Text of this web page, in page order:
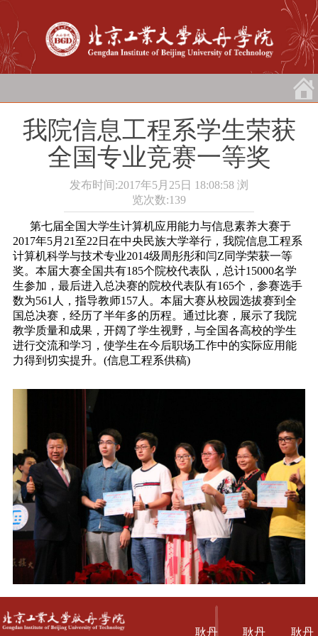
我院信息工程系学生荣获
全国专业竞赛一等奖
发布时间:2017年5月25日 18:08:58 浏
览次数:139
第七届全国大学生计算机应用能力与信息素养大赛于
2017年5月21至22日在中央民族大学举行，我院信息工程系
计算机科学与技术专业2014级周彤彤和闫Z同学荣获一等
奖。本届大赛全国共有185个院校代表队，总计15000名学
生参加，最后进入总决赛的院校代表队有165个，参赛选手
数为561人，指导教师157人。本届大赛从校园选拔赛到全
国总决赛，经历了半年多的历程。通过比赛，展示了我院
教学质量和成果，开阔了学生视野，与全国各高校的学生
进行交流和学习，使学生在今后职场工作中的实际应用能
力得到切实提升。(信息工程系供稿)
耿丹
耿丹
耿丹